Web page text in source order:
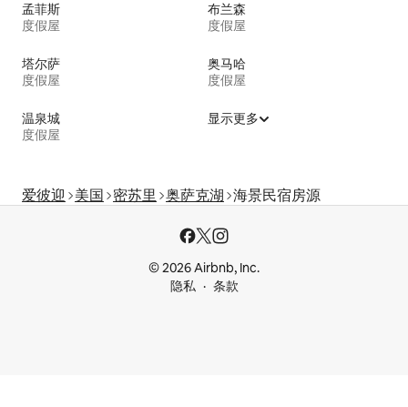
孟菲斯
度假屋
布兰森
度假屋
塔尔萨
度假屋
奥马哈
度假屋
温泉城
度假屋
显示更多
爱彼迎 美国 密苏里 奥萨克湖 海景民宿房源
© 2026 Airbnb, Inc.
隐私
条款